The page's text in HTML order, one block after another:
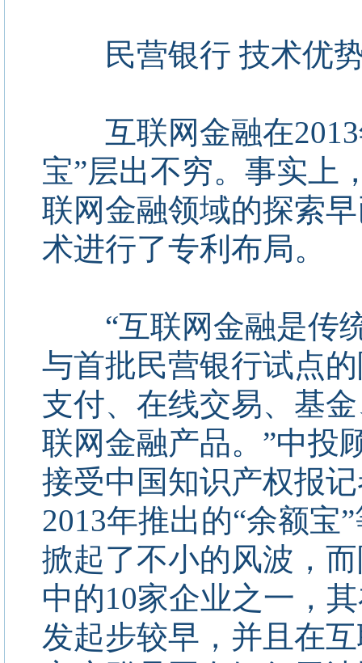
民营银行 技术优势
互联网金融在2013
宝”层出不穷。事实上
联网金融领域的探索
术进行了专利布局。
“互联网金融是传统
与首批民营银行试点
支付、在线交易、基
联网金融产品。”中投
接受中国知识产权报
2013年推出的“余额宝
掀起了不小的风波，
中的10家企业之一，
发起步较早，并且在